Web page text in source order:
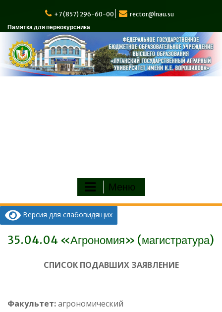
содержимому
+7 (857) 296-60-00
rector@lnau.su
Памятка для первокурсника
Меню
Версия для слабовидящих
35.04.04 «Агрономия» (магистратура)
СПИСОК ПОДАВШИХ ЗАЯВЛЕНИЕ
Факультет:агрономический